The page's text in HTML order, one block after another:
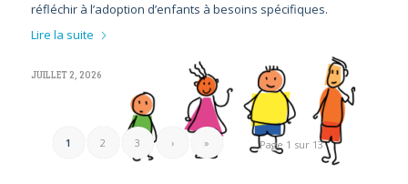
réfléchir à l’adoption d’enfants à besoins spécifiques.
Lire la suite
JUILLET 2, 2026
Page 1 sur 13
1 2 3 › »